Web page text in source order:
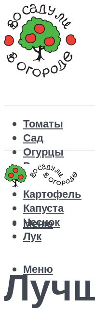
Томаты
Сад
Огурцы
Рецепты
Перец
Картофель
Капуста
Чеснок
Лук
Меню
Меню